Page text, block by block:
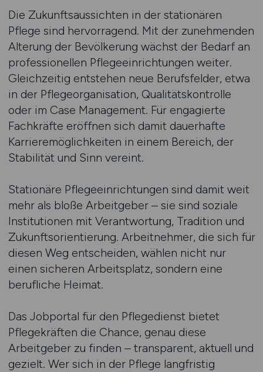
Die Zukunftsaussichten in der stationären
Pflege sind hervorragend. Mit der zunehmenden
Alterung der Bevölkerung wächst der Bedarf an
professionellen Pflegeeinrichtungen weiter.
Gleichzeitig entstehen neue Berufsfelder, etwa
in der Pflegeorganisation, Qualitätskontrolle
oder im Case Management. Für engagierte
Fachkräfte eröffnen sich damit dauerhafte
Karrieremöglichkeiten in einem Bereich, der
Stabilität und Sinn vereint.
Stationäre Pflegeeinrichtungen sind damit weit
mehr als bloße Arbeitgeber – sie sind soziale
Institutionen mit Verantwortung, Tradition und
Zukunftsorientierung. Arbeitnehmer, die sich für
diesen Weg entscheiden, wählen nicht nur
einen sicheren Arbeitsplatz, sondern eine
berufliche Heimat.
Das Jobportal für den Pflegedienst bietet
Pflegekräften die Chance, genau diese
Arbeitgeber zu finden – transparent, aktuell und
gezielt. Wer sich in der Pflege langfristig